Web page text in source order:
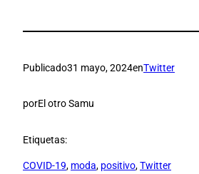
Publicado31 mayo, 2024enTwitter
porEl otro Samu
Etiquetas:
COVID-19, moda, positivo, Twitter